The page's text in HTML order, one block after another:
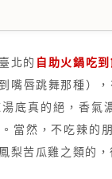
北的 自助火鍋吃
嘴唇跳舞那種）
底真的絕，香
當然，不吃辣的
梨苦瓜雞之類的